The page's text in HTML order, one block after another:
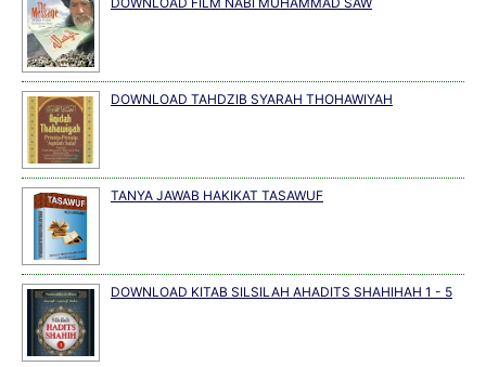
DOWNLOAD TAHDZIB SYARAH THOHAWIYAH
TANYA JAWAB HAKIKAT TASAWUF
DOWNLOAD KITAB SILSILAH AHADITS SHAHIHAH 1 - 5